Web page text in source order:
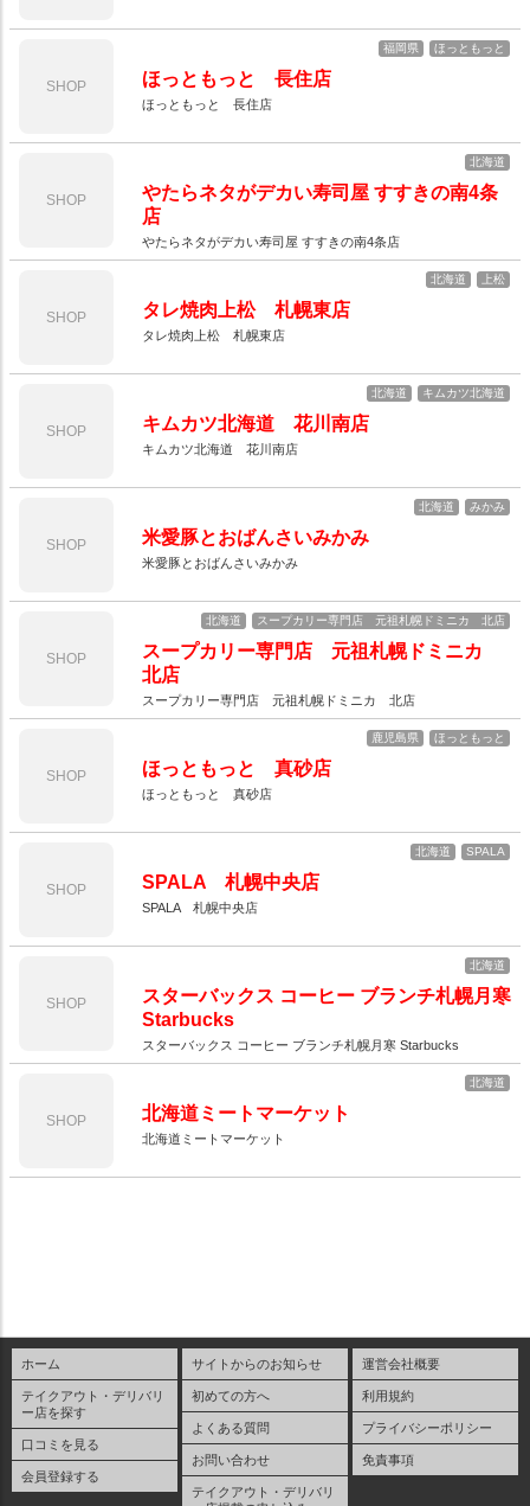
SHOP
福岡県 ほっともっと
ほっともっと 長住店
ほっともっと 長住店
SHOP
北海道
やたらネタがデカい寿司屋 すすきの南4条
店
やたらネタがデカい寿司屋 すすきの南4条店
SHOP
北海道 上松
タレ焼肉上松 札幌東店
タレ焼肉上松 札幌東店
SHOP
北海道 キムカツ北海道
キムカツ北海道 花川南店
キムカツ北海道 花川南店
SHOP
北海道 みかみ
米愛豚とおばんさいみかみ
米愛豚とおばんさいみかみ
SHOP
北海道 スープカリー専門店 元祖札幌ドミニカ 北店
スープカリー専門店 元祖札幌ドミニカ
北店
スープカリー専門店 元祖札幌ドミニカ 北店
SHOP
鹿児島県 ほっともっと
ほっともっと 真砂店
ほっともっと 真砂店
SHOP
北海道 SPALA
SPALA 札幌中央店
SPALA 札幌中央店
SHOP
北海道
スターバックス コーヒー ブランチ札幌月寒
Starbucks
スターバックス コーヒー ブランチ札幌月寒 Starbucks
SHOP
北海道
北海道ミートマーケット
北海道ミートマーケット
ホーム
テイクアウト・デリバリ
ー店を探す
口コミを見る
会員登録する
サイトからのお知らせ
初めての方へ
よくある質問
お問い合わせ
テイクアウト・デリバリ
運営会社概要
利用規約
プライバシーポリシー
免責事項